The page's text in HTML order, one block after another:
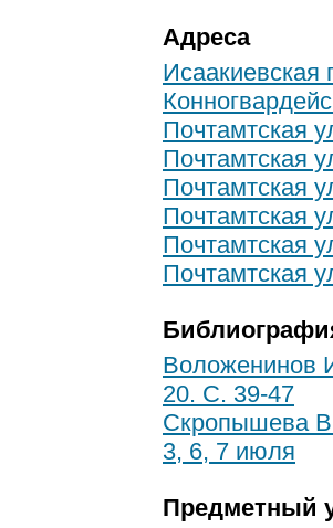
Адреса
Исаакиевская
Почтамтская
Почтамтская
Почтамтская
Почтамтская
Почтамтская
Почтамтская
Воложенинов
20. С. 39-47
Скропышева
3, 6, 7 июля
Предметный